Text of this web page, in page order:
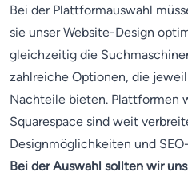
Bei der Plattformauswahl
sie unser Website-Design
gleichzeitig die
zahlreiche Optionen, die
Nachteile bieten. Plattformen
Squarespace sind weit
Designmöglichkeiten und
Bei der Auswahl sollten wir